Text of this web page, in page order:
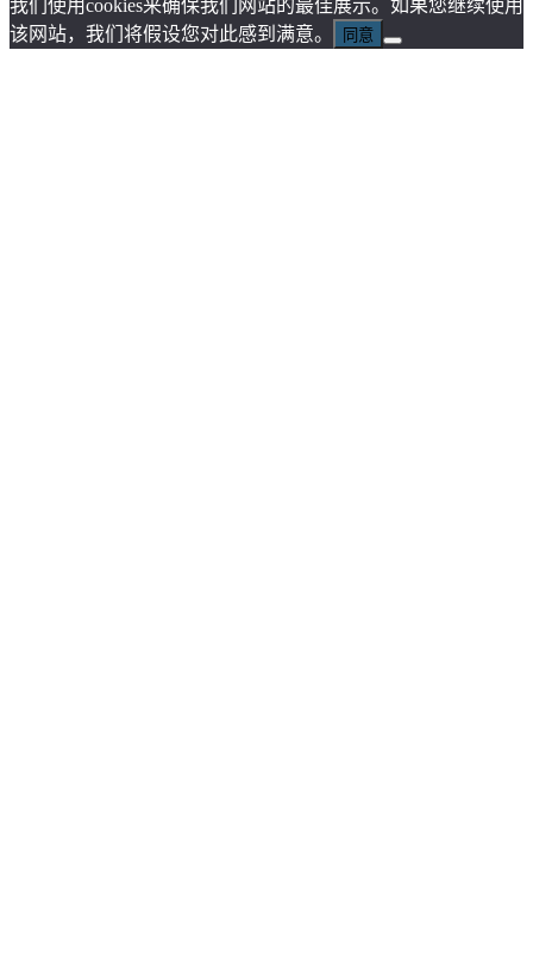
我们使用cookies来确保我们网站的最佳展示。如果您继续使用
该网站，我们将假设您对此感到满意。
同意